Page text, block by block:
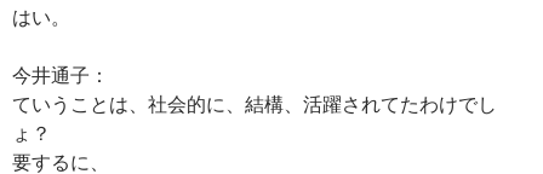
はい。
今井通子：
ていうことは、社会的に、結構、活躍されてたわけでし
ょ？
要するに、